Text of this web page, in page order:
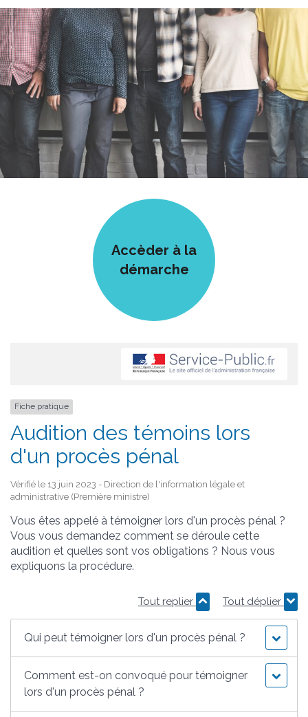
Accèder à la
démarche
Fiche pratique
Audition des témoins lors
d'un procès pénal
Vérifié le 13 juin 2023 - Direction de l'information légale et
administrative (Première ministre)
Vous êtes appelé à témoigner lors d'un procès pénal ?
Vous vous demandez comment se déroule cette
audition et quelles sont vos obligations ? Nous vous
expliquons la procédure.
Tout replier Tout déplier
Qui peut témoigner lors d'un procès pénal ?
Comment est-on convoqué pour témoigner
lors d'un procès pénal ?